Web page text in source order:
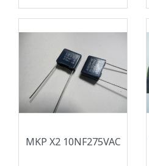
MKP X2 10NF275VAC